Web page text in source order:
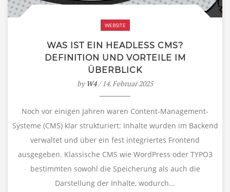
WEBSITE
WAS IST EIN HEADLESS CMS?
DEFINITION UND VORTEILE IM
ÜBERBLICK
byW4/ 14. Februar 2025
Noch vor einigen Jahren waren Content-Management-
Systeme (CMS) klar strukturiert: Inhalte wurden im Backend
verwaltet und über ein fest integriertes Frontend
ausgegeben. Klassische CMS wie WordPress oder TYPO3
bestimmten sowohl die Speicherung als auch die
Darstellung der Inhalte, wodurch...